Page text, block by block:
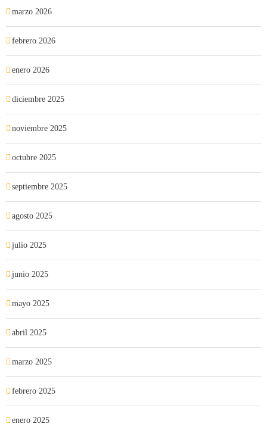
marzo 2026
febrero 2026
enero 2026
diciembre 2025
noviembre 2025
octubre 2025
septiembre 2025
agosto 2025
julio 2025
junio 2025
mayo 2025
abril 2025
marzo 2025
febrero 2025
enero 2025